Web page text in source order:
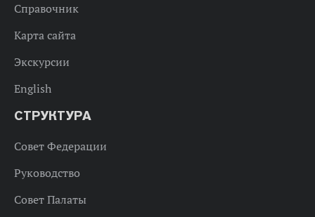
Справочник
Карта сайта
Экскурсии
English
СТРУКТУРА
Совет Федерации
Руководство
Совет Палаты